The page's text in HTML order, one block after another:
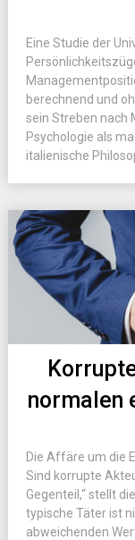
Eine Studie der
berechnend und
sein Streben nach
Psychologie als
italienische
normalen
Die Affäre um die
Sind korrupte
Gegenteil,“ stellt
typische Täter ist
abweichenden